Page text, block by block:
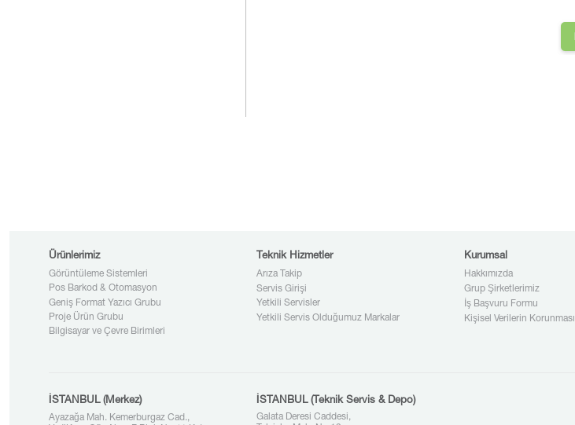
Ürünlerimiz
Görüntüleme Sistemleri
Pos Barkod & Otomasyon
Geniş Format Yazıcı Grubu
Proje Ürün Grubu
Bilgisayar ve Çevre Birimleri
Teknik Hizmetler
Arıza Takip
Servis Girişi
Yetkili Servisler
Yetkili Servis Olduğumuz Markalar
Kurumsal
Hakkımızda
Grup Şirketlerimiz
İş Başvuru Formu
Kişisel Verilerin Korunması
İSTANBUL (Merkez)
Ayazağa Mah. Kemerburgaz Cad.,
İSTANBUL (Teknik Servis & Depo)
Galata Deresi Caddesi,